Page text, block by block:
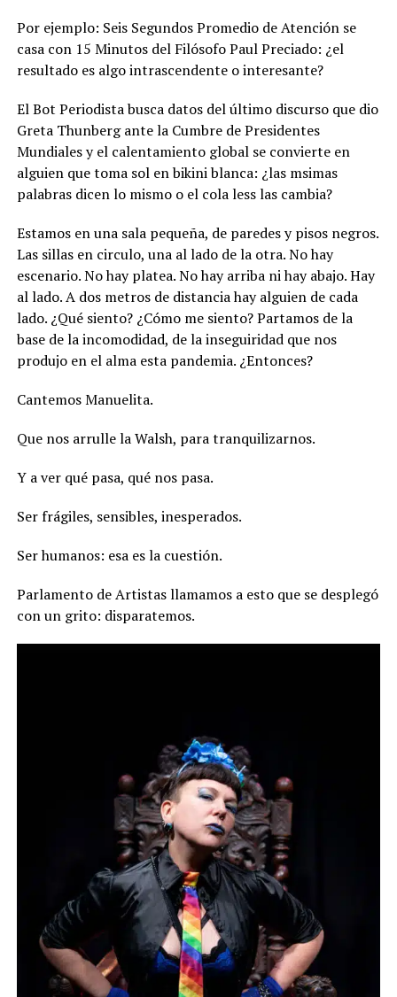
Por ejemplo: Seis Segundos Promedio de Atención se
casa con 15 Minutos del Filósofo Paul Preciado: ¿el
resultado es algo intrascendente o interesante?
El Bot Periodista busca datos del último discurso que dio
Greta Thunberg ante la Cumbre de Presidentes
Mundiales y el calentamiento global se convierte en
alguien que toma sol en bikini blanca: ¿las msimas
palabras dicen lo mismo o el cola less las cambia?
Estamos en una sala pequeña, de paredes y pisos negros.
Las sillas en circulo, una al lado de la otra. No hay
escenario. No hay platea. No hay arriba ni hay abajo. Hay
al lado. A dos metros de distancia hay alguien de cada
lado. ¿Qué siento? ¿Cómo me siento? Partamos de la
base de la incomodidad, de la inseguiridad que nos
produjo en el alma esta pandemia. ¿Entonces?
Cantemos Manuelita.
Que nos arrulle la Walsh, para tranquilizarnos.
Y a ver qué pasa, qué nos pasa.
Ser frágiles, sensibles, inesperados.
Ser humanos: esa es la cuestión.
Parlamento de Artistas llamamos a esto que se desplegó
con un grito: disparatemos.